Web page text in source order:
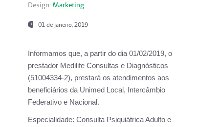
Design: Marketing
01 de janeiro, 2019
Informamos que, a partir do dia 01/02/2019, o
prestador Medilife Consultas e Diagnósticos
(51004334-2), prestará os atendimentos aos
beneficiários da Unimed Local, Intercâmbio
Federativo e Nacional.
Especialidade: Consulta Psiquiátrica Adulto e